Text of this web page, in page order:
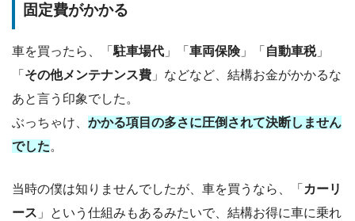
固定費がかかる
車を買ったら、「 駐車場代 」「 車両保険」「 自動車税」
「 その他メンテナンス費 」などなど、結構お金がかかるな
あと言う印象でした。
ぶっちゃけ、 かかる項目の多さに圧倒されて決断しません
でした。
当時の僕は知りませんでしたが、車を買うなら、「 カーリ
ース 」という仕組みもあるみたいで、結構お得に車に乗れ